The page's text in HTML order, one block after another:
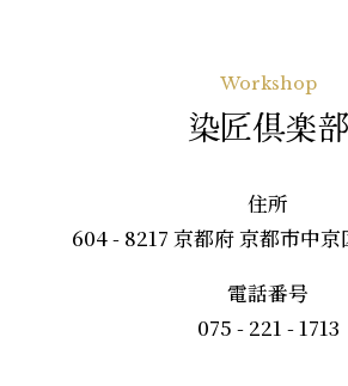
Workshop
染匠倶楽部
住所
604 - 8217 京都府 京都市中
電話番号
075 - 221 - 1713